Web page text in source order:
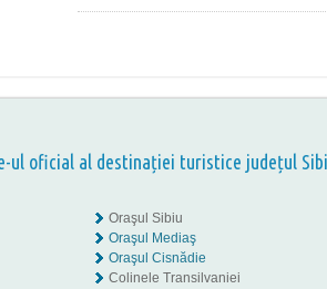
ul oficial al destinației turistice județul
Oraşul Sibiu
Oraşul Mediaş
Oraşul Cisnădie
Colinele Transilvaniei